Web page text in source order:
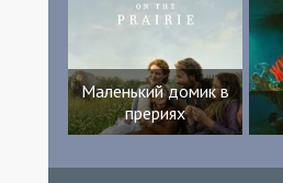
Маленький домик в
прериях